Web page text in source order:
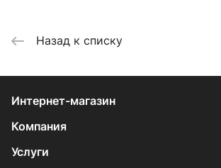
Назад к списку
Интернет-магазин
Компания
Услуги